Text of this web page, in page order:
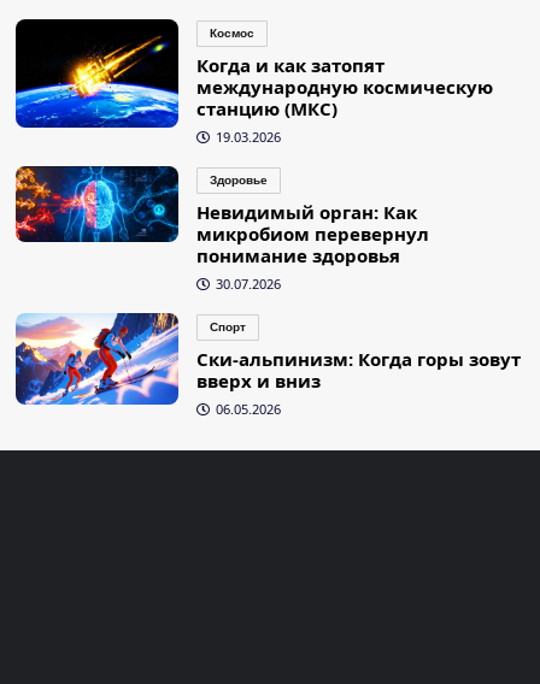
Космос
Когда и как затопят
международную космическую
станцию (МКС)
19.03.2026
Здоровье
Невидимый орган: Как
микробиом перевернул
понимание здоровья
30.07.2026
Спорт
Ски-альпинизм: Когда горы зовут
вверх и вниз
06.05.2026